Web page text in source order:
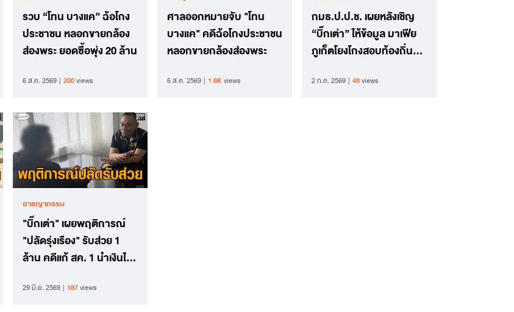
รวบ “โทน บางแค” ฉ้อโกง
ประชาชน หลอกขายกล้อง
ส่องพระ ยอดซื้อพุ่ง 20 ล้าน
6 ส.ค. 2569 200views
ศาลออกหมายจับ "โทน
บางแค" คดีฉ้อโกงประชาชน
หลอกขายกล้องส่องพระ
6 ส.ค. 2569 1.8Kviews
กมธ.ป.ป.ช. เผยหลังเชิญ
“บิ๊กเต่า” ให้ข้อมูล มาเฟีย
ภูเก็ตโยงโกงสอบท้องถิ่น
จังหวัด
2 ก.ค. 2569 48views
อาชญากรรม
"บิ๊กเต่า" เผยพฤติการณ์
"ปลัดรุ่งเรือง" รับส่วย 1
ล้าน คดีแก้ สค. 1 นำเงินใช้
29 มิ.ย. 2569 187views